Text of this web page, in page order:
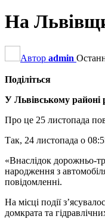
На
Автор admin
Поділіться
У Львівському районі
Про це 25 листопада
Так, 24 листопада о
«Внаслідок дорожньо-
народження з
повідомленні.
На місці події
домкрата та